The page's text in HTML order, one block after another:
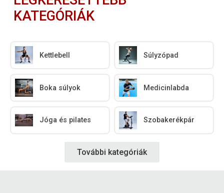
KATEGÓRIÁK
Kettlebell Súlyzópad
Boka súlyok Medicinlabda
Jóga és pilates Szobakerékpár
További kategóriák